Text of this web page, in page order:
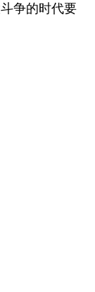
争的时代要